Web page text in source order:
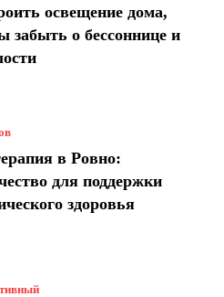
освещение дома,
забыть о бессоннице и
в Ровно:
для поддержки
здоровья